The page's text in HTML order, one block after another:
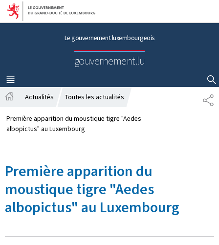
Aller au menu principal
Aller au contenu
Le gouvernement luxembourgeois
gouvernement.lu
MENU
PRINCIPAL
AFFICHER / MASQUER LA RECHERCHE
P
A
c
c
l
Actualités Toutes les actualités
Première apparition du moustique tigre "Aedes
albopictus" au Luxembourg
Première apparition du
moustique tigre "Aedes
albopictus" au Luxembourg